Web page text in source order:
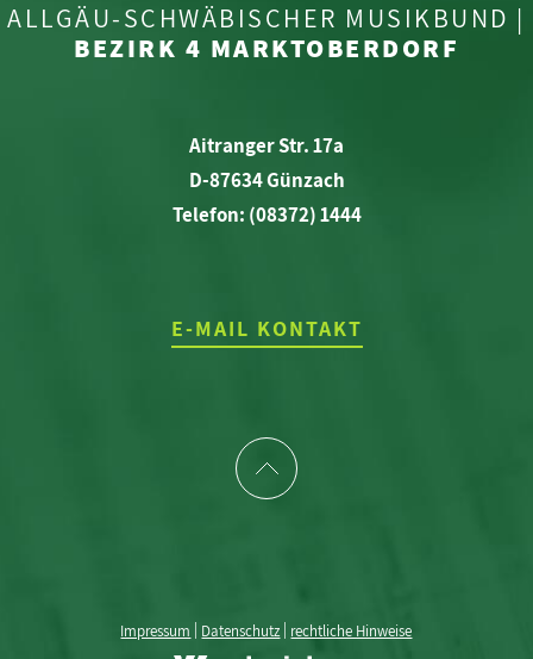
ALLGÄU-SCHWÄBISCHER MUSIKBUND |
BEZIRK 4 MARKTOBERDORF
Aitranger Str. 17a
D-87634 Günzach
Telefon: (08372) 1444
E-MAIL KONTAKT
Impressum Datenschutz rechtliche Hinweise